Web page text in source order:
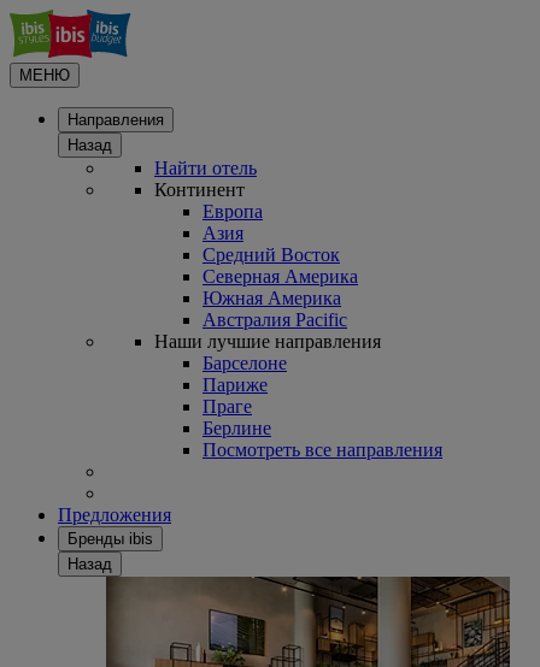
МЕНЮ
Направления
Назад
Найти отель
Континент
Европа
Азия
Средний Восток
Северная Америка
Южная Америка
Австралия Pacific
Наши лучшие направления
Барселоне
Париже
Праге
Берлине
Посмотреть все направления
Предложения
Бренды ibis
Назад